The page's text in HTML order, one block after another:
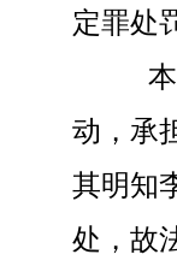
定罪处
本案
动，承
其明知
处，故